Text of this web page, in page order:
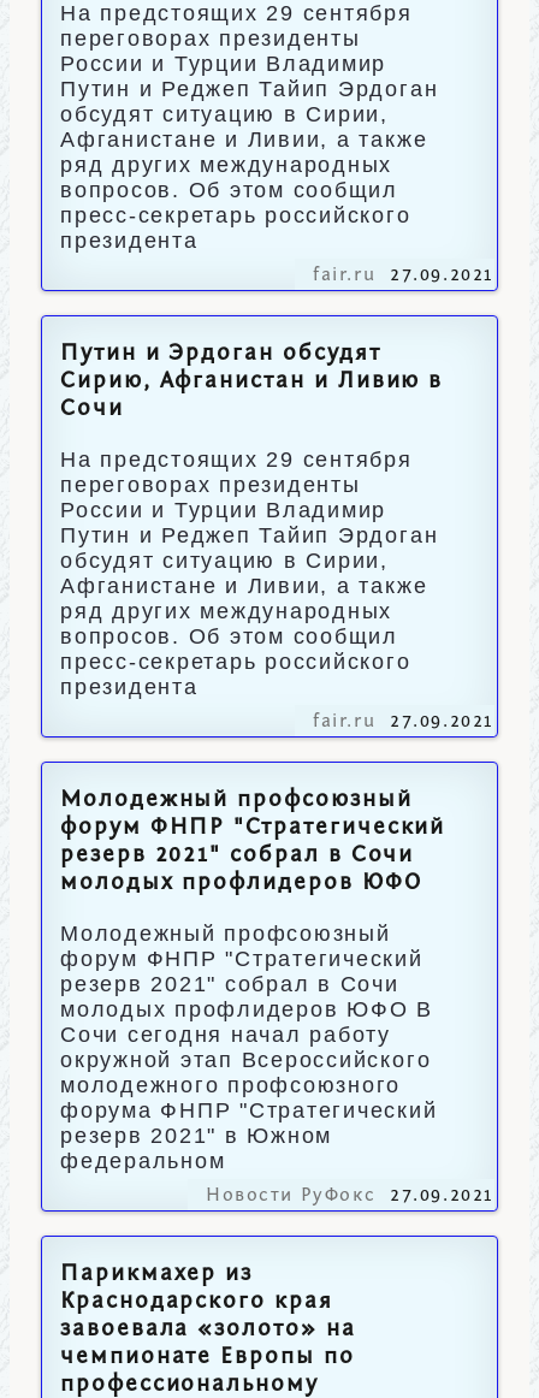
На предстоящих 29 сентября
переговорах президенты
России и Турции Владимир
Путин и Реджеп Тайип Эрдоган
обсудят ситуацию в Сирии,
Афганистане и Ливии, а также
ряд других международных
вопросов. Об этом сообщил
пресс-секретарь российского
президента
fair.ru 27.09.2021
Путин и Эрдоган обсудят
Сирию, Афганистан и Ливию в
Сочи
На предстоящих 29 сентября
переговорах президенты
России и Турции Владимир
Путин и Реджеп Тайип Эрдоган
обсудят ситуацию в Сирии,
Афганистане и Ливии, а также
ряд других международных
вопросов. Об этом сообщил
пресс-секретарь российского
президента
fair.ru 27.09.2021
Молодежный профсоюзный
форум ФНПР "Стратегический
резерв 2021" собрал в Сочи
молодых профлидеров ЮФО
Молодежный профсоюзный
форум ФНПР "Стратегический
резерв 2021" собрал в Сочи
молодых профлидеров ЮФО В
Сочи сегодня начал работу
окружной этап Всероссийского
молодежного профсоюзного
форума ФНПР "Стратегический
резерв 2021" в Южном
федеральном
Новости РуФокс 27.09.2021
Парикмахер из
Краснодарского края
завоевала «золото» на
чемпионате Европы по
профессиональному